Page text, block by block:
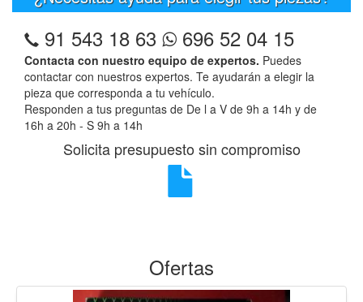
91 543 18 63 696 52 04 15
Contacta con nuestro equipo de expertos. Puedes
contactar con nuestros expertos. Te ayudarán a elegir la
pieza que corresponda a tu vehículo.
Responden a tus preguntas de De l a V de 9h a 14h y de
16h a 20h - S 9h a 14h
Solicita presupuesto sin compromiso
Ofertas